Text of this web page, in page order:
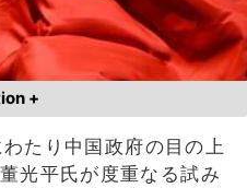
+
たり中国政府の目の上
光平氏が度重なる試み